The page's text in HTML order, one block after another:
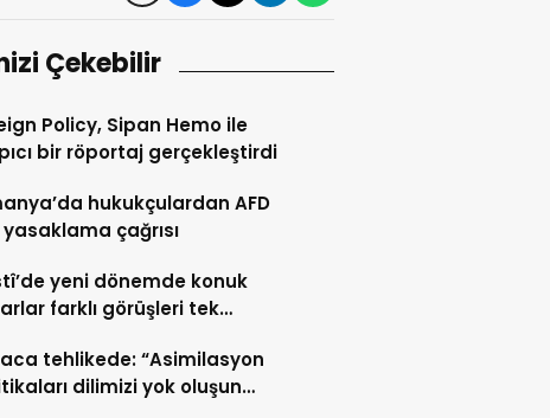
Çekebilir
Policy, Sipan Hemo ile
bir röportaj gerçekleştirdi
hukukçulardan AFD
çağrısı
yeni dönemde konuk
görüşleri tek
tehlikede: “Asimilasyon
dilimizi yok oluşun